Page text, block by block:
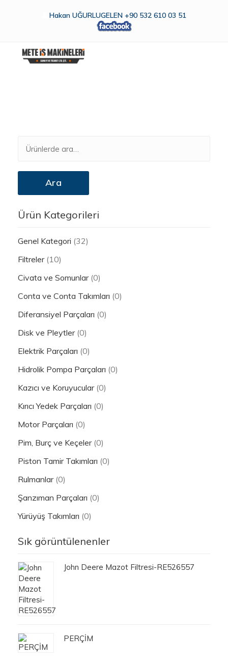
Hakan UĞURLUGELEN +90 532 610 03 51
Ara
Ürün Kategorileri
Genel Kategori (32)
Filtreler (10)
Civata ve Somunlar (0)
Conta ve Conta Takımları (0)
Diferansiyel Parçaları (0)
Disk ve Pleytler (0)
Elektrik Parçaları (0)
Hidrolik Pompa Parçaları (0)
Kazıcı ve Koruyucular (0)
Kırıcı Yedek Parçaları (0)
Motor Parçaları (0)
Pim, Burç ve Keçeler (0)
Piston Tamir Takımları (0)
Rulmanlar (0)
Şanzıman Parçaları (0)
Yürüyüş Takımları (0)
Sık görüntülenenler
John Deere Mazot Filtresi-RE526557
PERÇİM